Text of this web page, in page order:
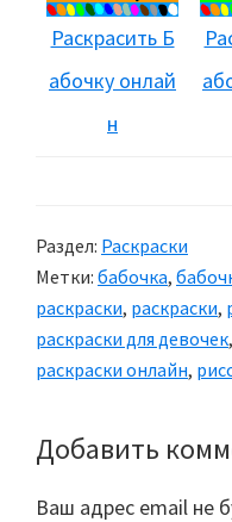
Раскрасить Б
абочку онлай
н
Раздел: Раскраски
Метки: бабочка,
раскраски, раскраски,
раскраски для девочек,
раскраски онлайн,
Reader
Interactions
Добавить
Ваш адрес email не